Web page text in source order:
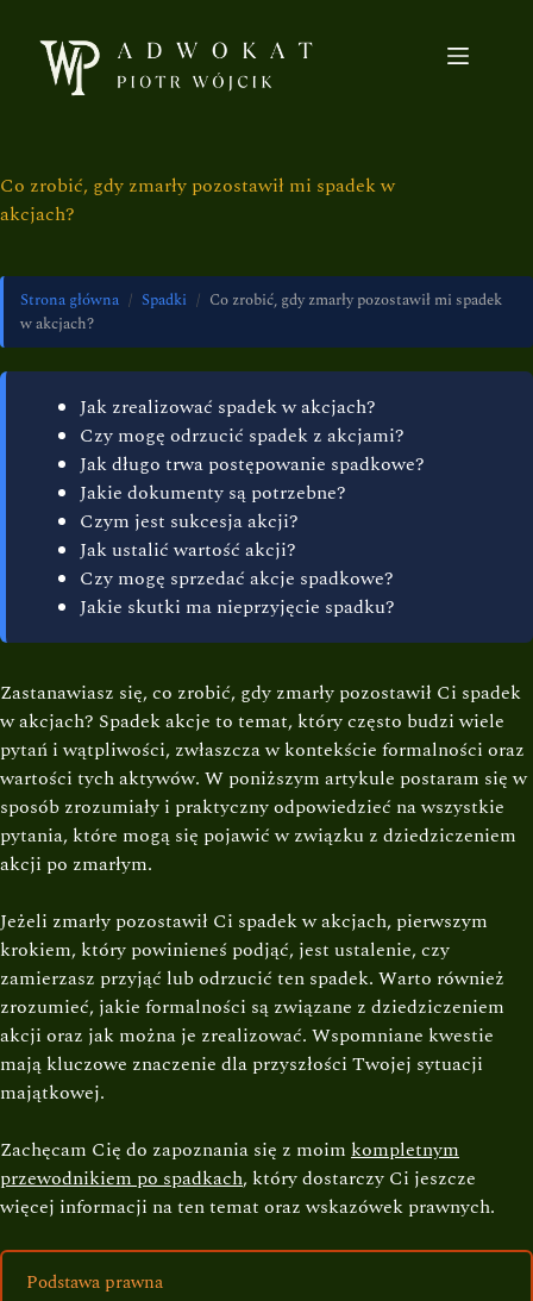
Co zrobić, gdy zmarły pozostawił mi spadek w
akcjach?
Strona główna / Spadki / Co zrobić, gdy zmarły pozostawił mi spadek
w akcjach?
Jak zrealizować spadek w akcjach?
Czy mogę odrzucić spadek z akcjami?
Jak długo trwa postępowanie spadkowe?
Jakie dokumenty są potrzebne?
Czym jest sukcesja akcji?
Jak ustalić wartość akcji?
Czy mogę sprzedać akcje spadkowe?
Jakie skutki ma nieprzyjęcie spadku?
Zastanawiasz się, co zrobić, gdy zmarły pozostawił Ci spadek
w akcjach? Spadek akcje to temat, który często budzi wiele
pytań i wątpliwości, zwłaszcza w kontekście formalności oraz
wartości tych aktywów. W poniższym artykule postaram się w
sposób zrozumiały i praktyczny odpowiedzieć na wszystkie
pytania, które mogą się pojawić w związku z dziedziczeniem
akcji po zmarłym.
Jeżeli zmarły pozostawił Ci spadek w akcjach, pierwszym
krokiem, który powinieneś podjąć, jest ustalenie, czy
zamierzasz przyjąć lub odrzucić ten spadek. Warto również
zrozumieć, jakie formalności są związane z dziedziczeniem
akcji oraz jak można je zrealizować. Wspomniane kwestie
mają kluczowe znaczenie dla przyszłości Twojej sytuacji
majątkowej.
Zachęcam Cię do zapoznania się z moim kompletnym
przewodnikiem po spadkach, który dostarczy Ci jeszcze
więcej informacji na ten temat oraz wskazówek prawnych.
Podstawa prawna